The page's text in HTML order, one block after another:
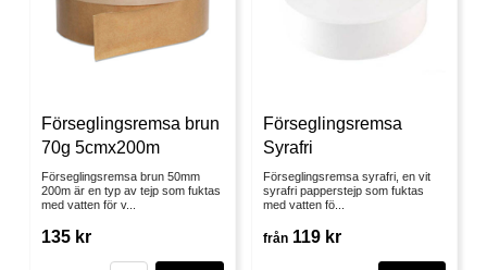
Förseglingsremsa brun
70g 5cmx200m
Förseglingsremsa brun 50mm
200m är en typ av tejp som fuktas
med vatten för v...
135 kr
Förseglingsremsa
Syrafri
Förseglingsremsa syrafri, en vit
syrafri papperstejp som fuktas
med vatten fö...
från 119 kr